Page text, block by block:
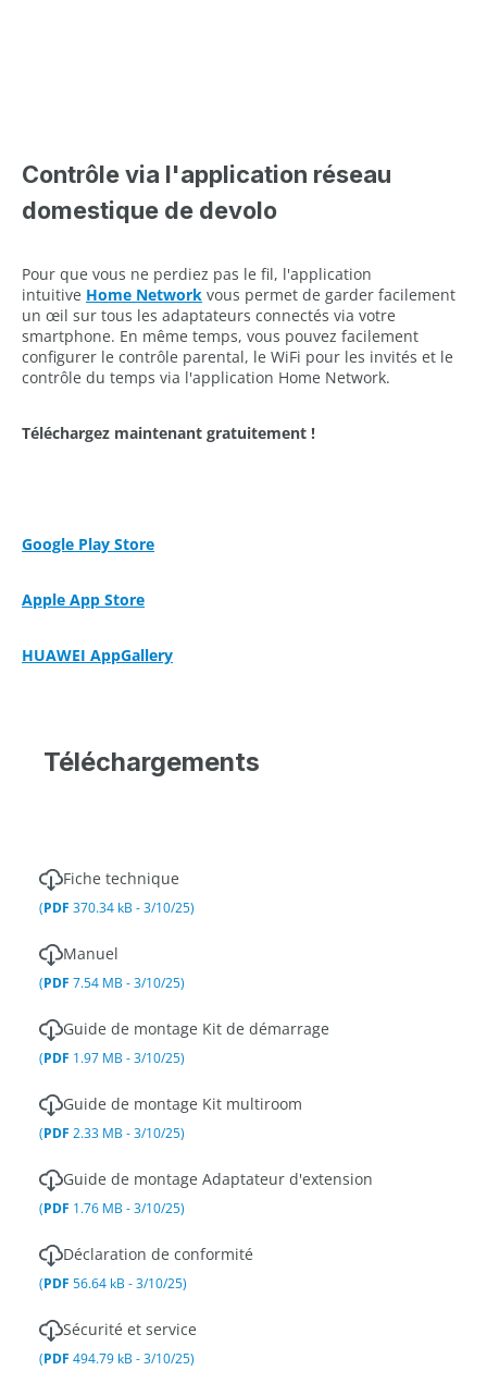
Contrôle via l'application réseau
domestique de devolo
Pour que vous ne perdiez pas le fil, l'application
intuitive Home Network vous permet de garder facilement
un œil sur tous les adaptateurs connectés via votre
smartphone. En même temps, vous pouvez facilement
configurer le contrôle parental, le WiFi pour les invités et le
contrôle du temps via l'application Home Network.
Téléchargez maintenant gratuitement !
Google Play Store
Apple App Store
HUAWEI AppGallery
Téléchargements
Fiche technique
(PDF 370.34 kB - 3/10/25)
Manuel
(PDF 7.54 MB - 3/10/25)
Guide de montage Kit de démarrage
(PDF 1.97 MB - 3/10/25)
Guide de montage Kit multiroom
(PDF 2.33 MB - 3/10/25)
Guide de montage Adaptateur d'extension
(PDF 1.76 MB - 3/10/25)
Déclaration de conformité
(PDF 56.64 kB - 3/10/25)
Sécurité et service
(PDF 494.79 kB - 3/10/25)